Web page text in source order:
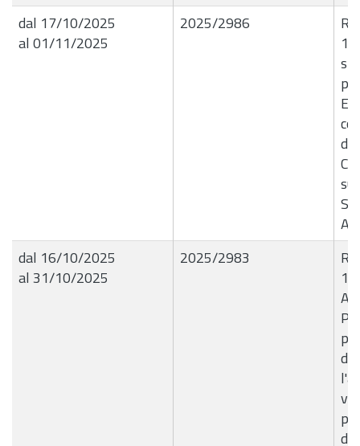
dal 17/10/2025
al 01/11/2025
2025/2986
dal 16/10/2025
al 31/10/2025
2025/2983